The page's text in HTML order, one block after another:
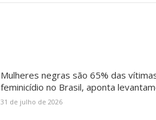
Mulheres negras são 65% das
feminicídio no Brasil, aponta
31 de julho de 2026